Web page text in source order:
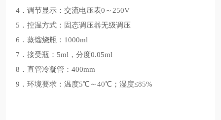
4．调节显示：交流电压表0～250V
5．控温方式：固态调压器无级调压
6．蒸馏烧瓶：1000ml
7．接受瓶：5ml，分度0.05ml
8．直管冷凝管：400mm
9．环境要求：温度5℃～40℃；湿度≤85%